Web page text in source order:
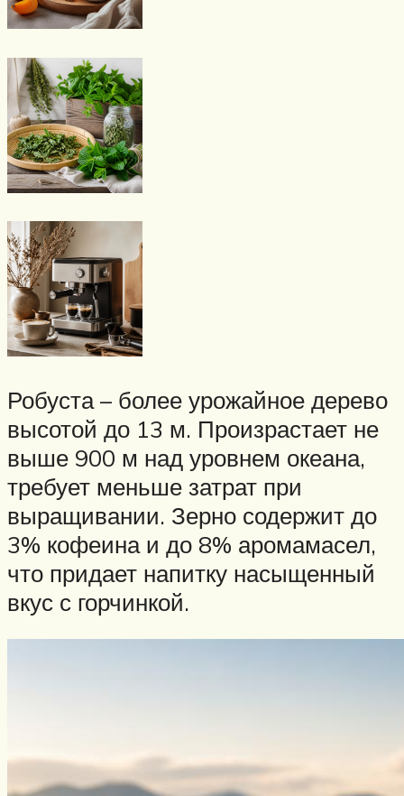
Робуста – более урожайное дерево
высотой до 13 м. Произрастает не
выше 900 м над уровнем океана,
требует меньше затрат при
выращивании. Зерно содержит до
3% кофеина и до 8% аромамасел,
что придает напитку насыщенный
вкус с горчинкой.